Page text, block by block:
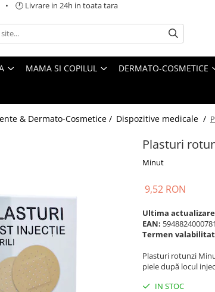
• 🕐 Livrare in 24h in toata tara
MAMA SI COPILUL DERMATO-COSMETICE
& Dermato-Cosmetice / Dispozitive medicale /
Plasturi
Minut
9,52 RON
Ultima
EAN: 5948824000781
Termen
Plasturi rotunzi
piele după locul
IN STOC